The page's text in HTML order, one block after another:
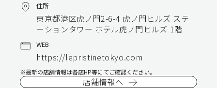
住所
東京都港区虎ノ門2-6-4 虎ノ門ヒルズ ステ
ーションタワー ホテル虎ノ門ヒルズ 1階
WEB
https://lepristinetokyo.com
最新の店舗情報は各店HP等にてご確認ください。
店舗情報へ